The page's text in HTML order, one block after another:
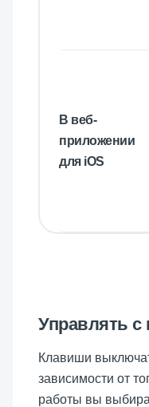
В веб-
приложении
для iOS
Управлять
Клавиши
зависимости от
работы вы